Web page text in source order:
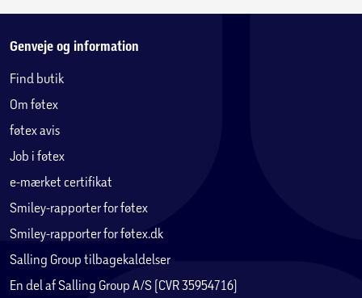
Genveje og information
Find butik
Om føtex
føtex avis
Job i føtex
e-mærket certifikat
Smiley-rapporter for føtex
Smiley-rapporter for føtex.dk
Salling Group tilbagekaldelser
En del af Salling Group A/S (CVR 35954716)